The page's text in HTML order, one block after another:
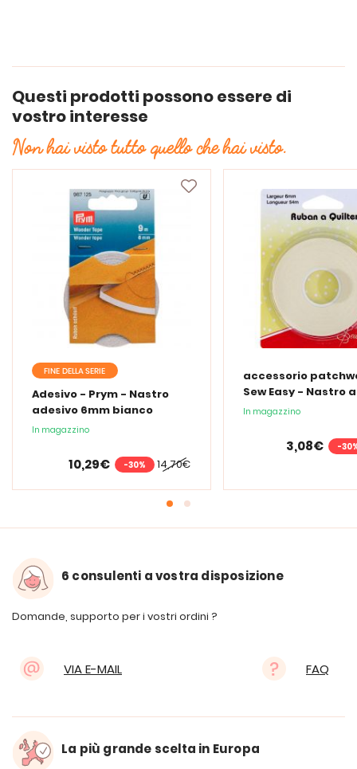
Questi prodotti possono essere di
vostro interesse
Non hai visto tutto quello che hai visto.
FINE DELLA SERIE
Adesivo - Prym - Nastro
adesivo 6mm bianco
In magazzino
14,70€
10,29€ -30%
accessorio
Sew Easy - Nastro
6mm trasparente
In magazzino
3,08€ -
6 consulenti a vostra disposizione
Domande, supporto per i vostri ordini ?
VIA E-MAIL FAQ
La più grande scelta in Europa